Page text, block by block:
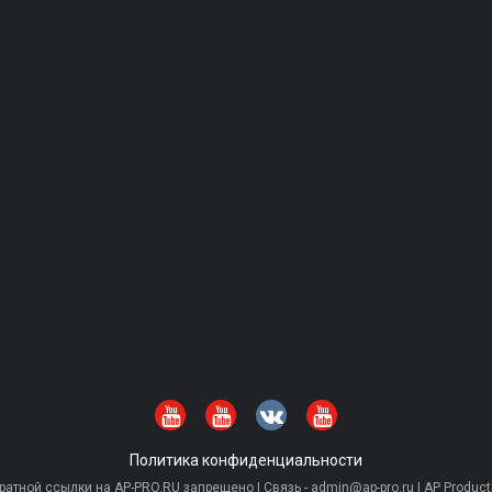
Политика конфиденциальности
ссылки на AP-PRO.RU запрещено | Связь - admin@ap-pro.ru | AP